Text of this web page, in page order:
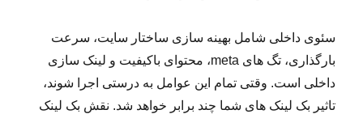
سئوی داخلی شامل بهینه سازی ساختار سایت، سرعت
بارگذاری، تگ های meta، محتوای باکیفیت و لینک سازی
داخلی است. وقتی تمام این عوامل به درستی اجرا شوند،
تاثیر بک لینک های شما چند برابر خواهد شد. نقش بک لینک